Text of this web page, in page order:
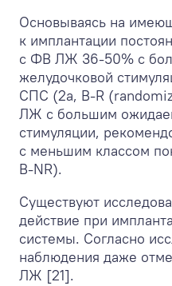
Основываясь на
к имплантации
с ФВ ЛЖ 36-50% с
желудочковой
СПС (2a, B-R
ЛЖ с большим
стимуляции,
с меньшим классом
B-NR).
Существуют
действие при
системы. Согласно
наблюдения даже
ЛЖ [21].